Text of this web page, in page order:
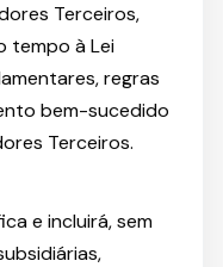
Terceiros,
tempo à Lei
regras
bem-sucedido
Terceiros.
e incluirá, sem